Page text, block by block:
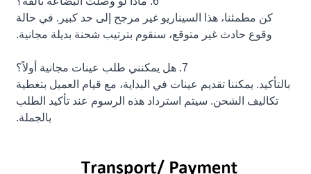
كن مطمئنا، هذا السيناريو غير مرجح إلى حد كبير. في حالة
وقوع حادث غير متوقع، سنقوم بترتيب شحنة بديلة مجانية.
7. هل يمكنني طلب عينات مجانية أولاً؟
بالتأكيد. يمكننا تقديم عينات في البداية، مع قيام العميل بتغطية
تكاليف الشحن. سيتم استرداد هذه الرسوم عند تأكيد الطلب
بالجملة.